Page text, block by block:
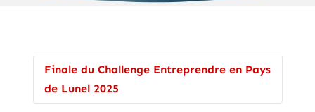
Finale du Challenge Entreprendre en Pays
de Lunel 2025